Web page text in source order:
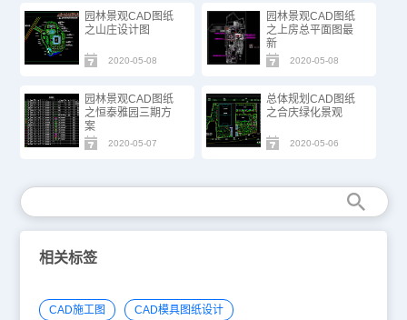
园林景观CAD图纸
之山庄设计图
2020-05-08
园林景观CAD图纸
之上房总平面图最
新
2020-05-08
园林景观CAD图纸
之恒泰雅园三期方
案
2020-05-07
总体规划CAD图纸
之合庆绿化景观
2020-05-06
相关标签
CAD施工图 CAD模具图纸设计